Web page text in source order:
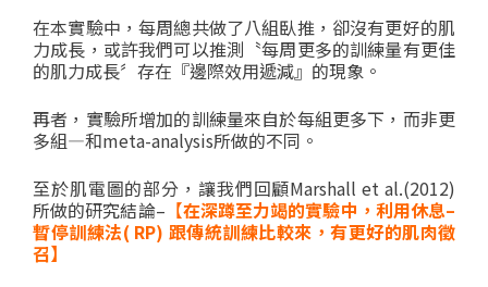
在本實驗中，每周總共做了八組臥推，卻沒有更好的肌
力成長，或許我們可以推測〝每周更多的訓練量有更佳
的肌力成長〞存在『邊際效用遞減』的現象。
再者，實驗所增加的訓練量來自於每組更多下，而非更
多組—和meta-analysis所做的不同。
至於肌電圖的部分，讓我們回顧Marshall et al.(2012)
所做的研究結論– 【在深蹲至力竭的實驗中，利用休息–
暫停訓練法( RP) 跟傳統訓練比較來，有更好的肌肉徵
召】